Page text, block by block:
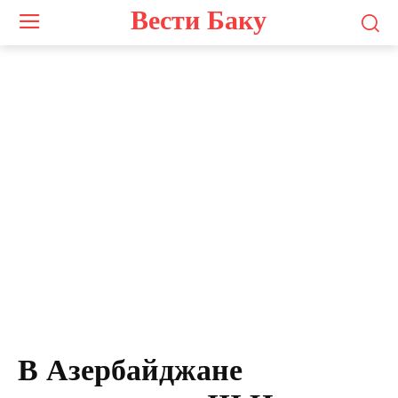
Вести Баку
В Азербайджане